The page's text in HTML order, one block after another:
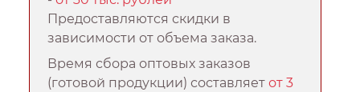
Предоставляются скидки в
зависимости от объема заказа.
Время сбора оптовых заказов
(готовой продукции) составляетот 3